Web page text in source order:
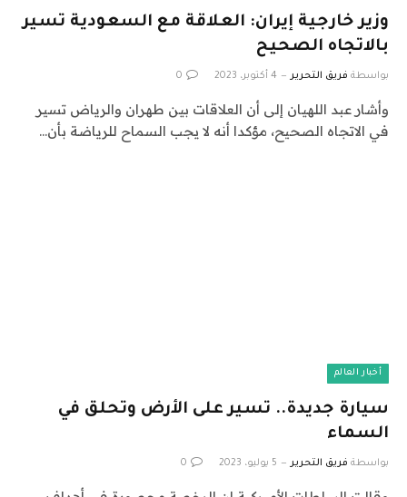
وزير خارجية إيران: العلاقة مع السعودية تسير
بالاتجاه الصحيح
بواسطة فريق التحرير 4 أكتوبر، 2023 0
وأشار عبد اللهيان إلى أن العلاقات بين طهران والرياض تسير
في الاتجاه الصحيح، مؤكدا أنه لا يجب السماح للرياضة بأن…
أخبار العالم
سيارة جديدة.. تسير على الأرض وتحلق في
السماء
بواسطة فريق التحرير 5 يوليو، 2023 0